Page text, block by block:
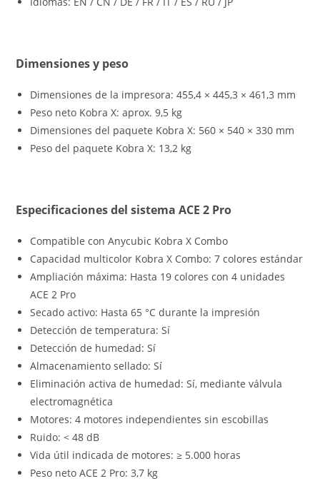
Dimensiones y peso
Dimensiones de la impresora: 455,4 × 445,3 × 461,3 mm
Peso neto Kobra X: aprox. 9,5 kg
Dimensiones del paquete Kobra X: 560 × 540 × 330 mm
Peso del paquete Kobra X: 13,2 kg
Especificaciones del sistema ACE 2 Pro
Compatible con Anycubic Kobra X Combo
Capacidad multicolor Kobra X Combo: 7 colores estándar
Ampliación máxima: Hasta 19 colores con 4 unidades
ACE 2 Pro
Secado activo: Hasta 65 °C durante la impresión
Detección de temperatura: Sí
Detección de humedad: Sí
Almacenamiento sellado: Sí
Eliminación activa de humedad: Sí, mediante válvula
electromagnética
Motores: 4 motores independientes sin escobillas
Ruido: < 48 dB
Vida útil indicada de motores: ≥ 5.000 horas
Peso neto ACE 2 Pro: 3,7 kg